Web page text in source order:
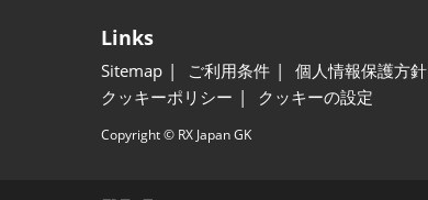
Links
Sitemap ご利用条件 個人情報保護方針
クッキーポリシー
クッキーの設定
Copyright © RX Japan GK